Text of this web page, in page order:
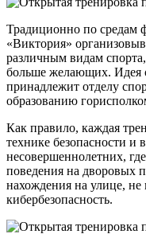
Традиционно по средам
«Виктория»
различным видам
больше желающих. Идея
принадлежит отделу
образованию
Как правило, каждая
технике безопасности и
несовершеннолетних,
поведения на дворовых
нахождения на улице, не
кибербезопасность.